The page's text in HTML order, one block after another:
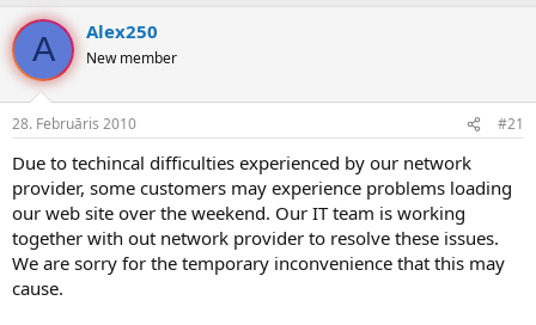
v
d
i
e
n
u
z
s
ā
c
ē
j
u
m
d
a
u
m
s
A Alex250
New member
28. Februāris 2010 #21
Due to techincal difficulties experienced by our network
provider, some customers may experience problems loading
our web site over the weekend. Our IT team is working
together with out network provider to resolve these issues.
We are sorry for the temporary inconvenience that this may
cause.